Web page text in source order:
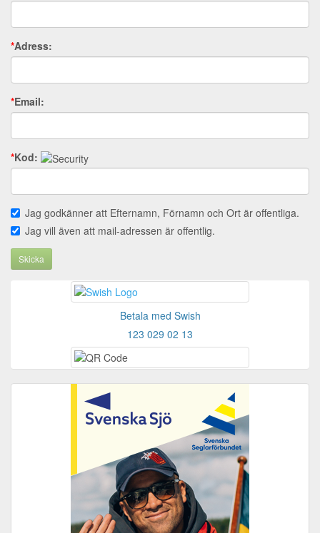
*Adress:
*Email:
*Kod:
Jag godkänner att Efternamn, Förnamn och Ort är offentliga.
Jag vill även att mail-adressen är offentlig.
Skicka
Betala med Swish
123 029 02 13